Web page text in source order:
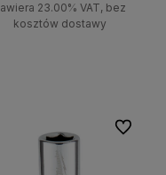
23.00% VAT, bez
kosztów dostawy
Do